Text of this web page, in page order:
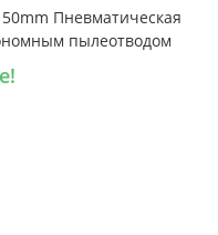
Пневматическая
пылеотводом